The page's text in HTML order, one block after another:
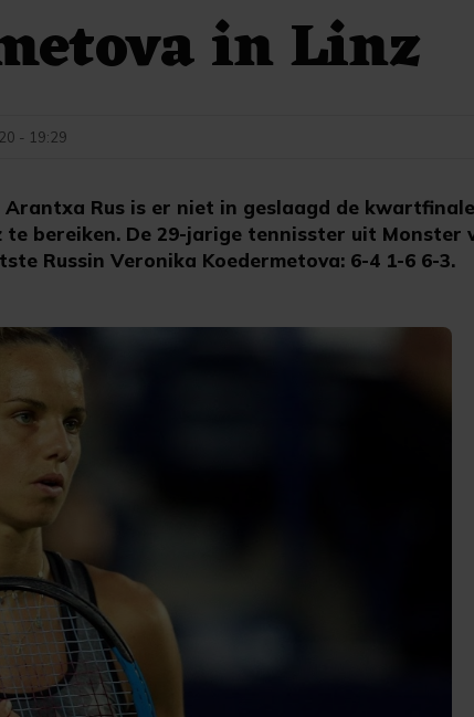
in Linz
Arantxa Rus is er niet in geslaagd de
bereiken. De 29-jarige tennisster uit Monster
Russin Veronika Koedermetova: 6-4 1-6 6-3.
- 19:29